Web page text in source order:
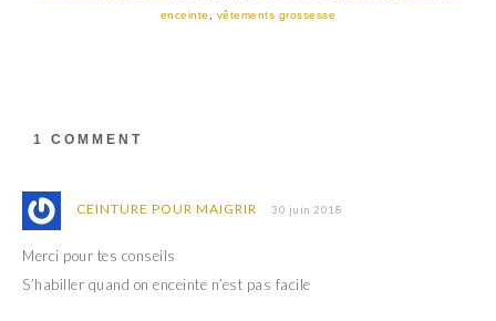
enceinte
vêtements grossesse
1 COMMENT
CEINTURE POUR MAIGRIR 30 juin 2018
Merci pour tes conseils
S’habiller quand on enceinte n’est pas facile